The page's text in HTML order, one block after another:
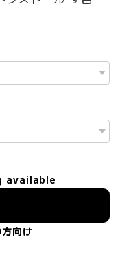
available
向け